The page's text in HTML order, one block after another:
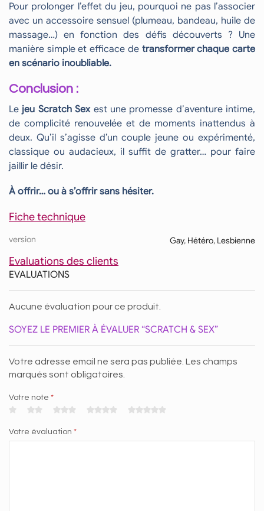
Pour prolonger l’effet du jeu, pourquoi ne pas l’associer
avec un accessoire sensuel (plumeau, bandeau, huile de
massage…) en fonction des défis découverts ? Une
manière simple et efficace de transformer chaque carte
en scénario inoubliable.
Conclusion :
Le jeu Scratch Sexest une promesse d’aventure intime,
de complicité renouvelée et de moments inattendus à
deux. Qu’il s’agisse d’un couple jeune ou expérimenté,
classique ou audacieux, il suffit de gratter… pour faire
jaillir le désir.
À offrir… ou à s’offrir sans hésiter.
Fiche technique
version Gay, Hétéro, Lesbienne
Evaluations des clients
EVALUATIONS
Aucune évaluation pour ce produit.
SOYEZ LE PREMIER À ÉVALUER “SCRATCH & SEX”
Votre adresse email ne sera pas publiée. Les champs
marqués sont obligatoires.
Votre note *
Votre évaluation *